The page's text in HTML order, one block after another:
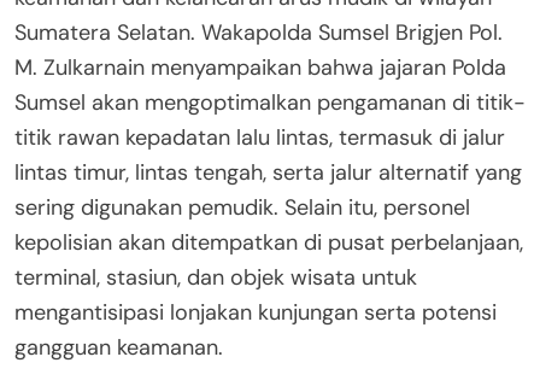
Sumatera Selatan. Wakapolda Sumsel Brigjen Pol.
M. Zulkarnain menyampaikan bahwa jajaran Polda
Sumsel akan mengoptimalkan pengamanan di titik-
titik rawan kepadatan lalu lintas, termasuk di jalur
lintas timur, lintas tengah, serta jalur alternatif yang
sering digunakan pemudik. Selain itu, personel
kepolisian akan ditempatkan di pusat perbelanjaan,
terminal, stasiun, dan objek wisata untuk
mengantisipasi lonjakan kunjungan serta potensi
gangguan keamanan.